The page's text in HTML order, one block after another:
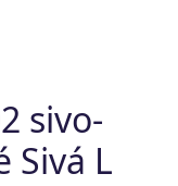
sivo-
Sivá L